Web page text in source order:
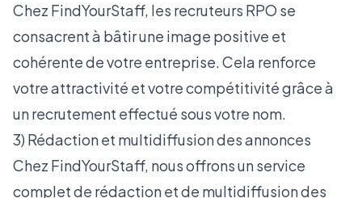
Chez FindYourStaff, les recruteurs RPO se
consacrent à bâtir une image positive et
cohérente de votre entreprise. Cela renforce
votre attractivité et votre compétitivité grâce à
un recrutement effectué sous votre nom.
3) Rédaction et multidiffusion des annonces
Chez FindYourStaff, nous offrons un service
complet de rédaction et de multidiffusion des